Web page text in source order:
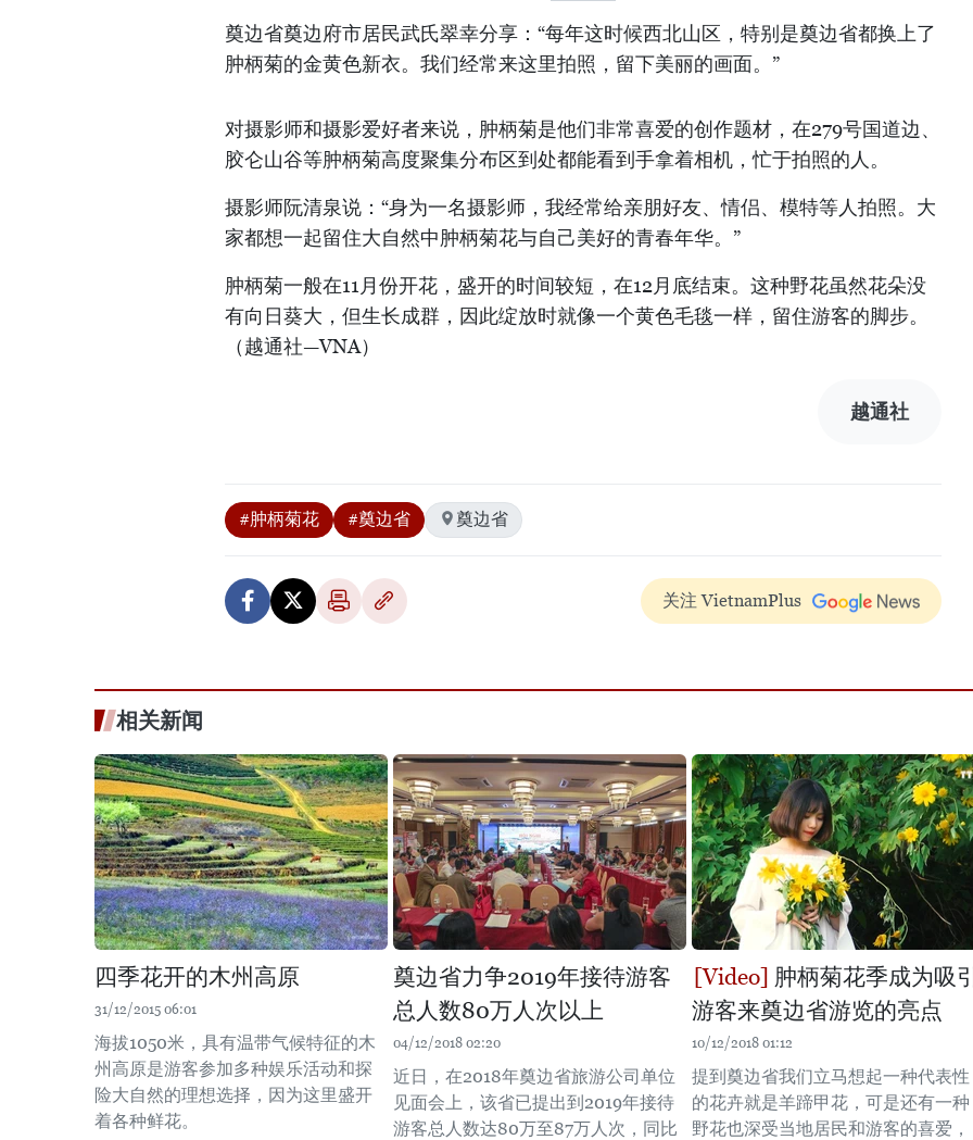
奠边省奠边府市居民武氏翠幸分享：“每年这时候西北山区，特别是奠边省都换上了
肿柄菊的金黄色新衣。我们经常来这里拍照，留下美丽的画面。”
对摄影师和摄影爱好者来说，肿柄菊是他们非常喜爱的创作题材，在279号国道边、
胶仑山谷等肿柄菊高度聚集分布区到处都能看到手拿着相机，忙于拍照的人。
摄影师阮清泉说：“身为一名摄影师，我经常给亲朋好友、情侣、模特等人拍照。大
家都想一起留住大自然中肿柄菊花与自己美好的青春年华。”
肿柄菊一般在11月份开花，盛开的时间较短，在12月底结束。这种野花虽然花朵没
有向日葵大，但生长成群，因此绽放时就像一个黄色毛毯一样，留住游客的脚步。
（越通社—VNA）
越通社
#肿柄菊花 #奠边省 奠边省
关注 VietnamPlus
相关新闻
四季花开的木州高原
31/12/2015 06:01
海拔1050米，具有温带气候特征的木
州高原是游客参加多种娱乐活动和探
险大自然的理想选择，因为这里盛开
着各种鲜花。
奠边省力争2019年接待游客
总人数80万人次以上
04/12/2018 02:20
近日，在2018年奠边省旅游公司单位
见面会上，该省已提出到2019年接待
游客总人数达80万至87万人次，同比
肿柄菊花季成为吸
游客来奠边省游览的亮点
10/12/2018 01:12
提到奠边省我们立马想起一种代表性
的花卉就是羊蹄甲花，可是还有一种
野花也深受当地居民和游客的喜爱，